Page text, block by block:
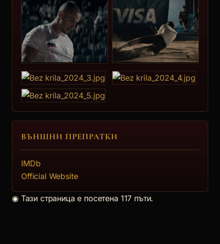
9.
Атанас Атанасов (2)
10.
Евелина Бибова
Атанас Чопов
ВЪНШНИ ПРЕПРАТКИ
IMDb
Official Website
◉ Тази страница е посетена 117 пъти.